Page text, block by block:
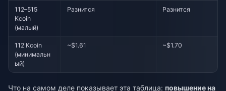
112–515
Kcoin
(малый)
Разнится Разнится
112 Kcoin
(минимальн
ый)
~$1.61 ~$1.70
Что на самом деле показывает эта таблица: повышение на